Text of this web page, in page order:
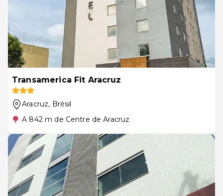
Transamerica Fit Aracruz
Aracruz, Brésil
A 842 m de Centre de Aracruz